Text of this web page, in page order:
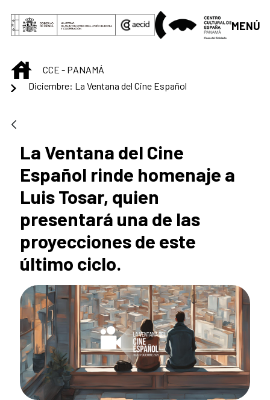
Saltar al contenido principal
MENÚ
INICIOCCE - PANAMÁ
Diciembre: La Ventana del Cine Español
La Ventana del Cine
Español rinde homenaje a
Luis Tosar, quien
presentará una de las
proyecciones de este
último ciclo.